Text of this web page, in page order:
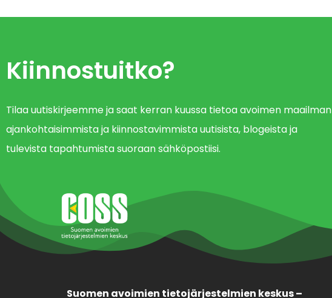
Kiinnostuitko?
Tilaa uutiskirjeemme ja saat kerran kuussa tietoa avoimen maailman
ajankohtaisimmista ja kiinnostavimmista uutisista, blogeista ja
tulevista tapahtumista suoraan sähköpostiisi.
Suomen avoimien tietojärjestelmien keskus –